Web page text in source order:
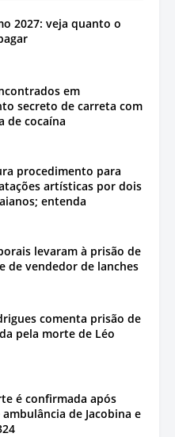
2027: veja quanto o
em
secreto de carreta com
de cocaína
procedimento para
artísticas por dois
entenda
levaram à prisão de
de vendedor de lanches
comenta prisão de
pela morte de Léo
é confirmada após
de Jacobina e